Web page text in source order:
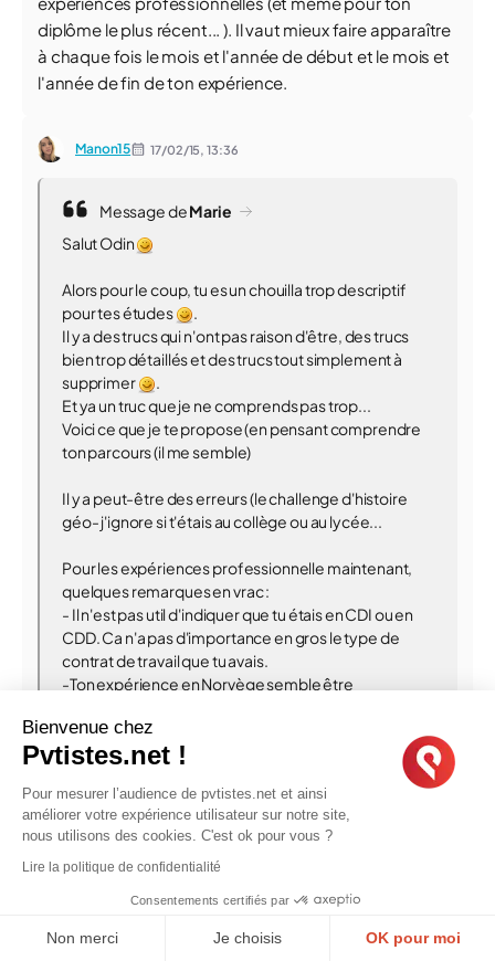
diplôme le plus récent... ). Il vaut mieux faire apparaître
à chaque fois le mois et l'année de début et le mois et
l'année de fin de ton expérience.
Manon15 17/02/15,13:36
Message deMarie
Salut Odin
Alors pour le coup, tu es un chouilla trop descriptif
pour tes études
.
Il y a des trucs qui n'ont pas raison d'être, des trucs
bien trop détaillés et des trucs tout simplement à
supprimer
.
Et ya un truc que je ne comprends pas trop...
Voici ce que je te propose (en pensant comprendre
ton parcours (il me semble)
Il y a peut-être des erreurs (le challenge d'histoire
géo- j'ignore si t'étais au collège ou au lycée...
Pour les expériences professionnelle maintenant,
quelques remarques en vrac :
- Il n'est pas util d'indiquer que tu étais en CDI ou en
CDD. Ca n'a pas d'importance en gros le type de
contrat de travail que tu avais.
-Ton expérience en Norvège semble être
mettrais dans la partie volontariat.
- Perso, je n'utiliserais pas le Je
- Inutile de rappeler le lieu, la ville et l'entreprise dans
la description du poste dans la mesure où c'est déjà
indiqué juste au dessus.
- Pour ton contrat chez Leclerc, j'aurais envie de dire :
met les sur une seule expérience (entre tes deux
contrats, il y a juste 2 jours... alors que c'est au même
- Pour certaines expériences pro, tu es limite trop
Bienvenue chez
Pvtistes.net !
Pour mesurer l’audience de pvtistes.net et ainsi
améliorer votre expérience utilisateur sur notre site,
nous utilisons des cookies. C'est ok pour vous ?
Lire la politique de confidentialité
Consentements certifiés par
Non merci Je choisis OK pour moi